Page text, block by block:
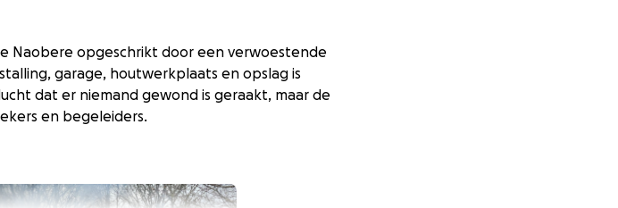
Naobere opgeschrikt door een verwoestende
garage, houtwerkplaats en opslag is
dat er niemand gewond is geraakt, maar de
en begeleiders.